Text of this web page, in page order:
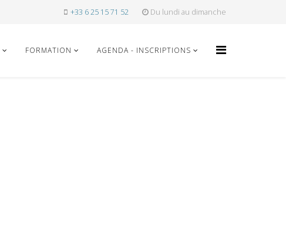
+33 6 25 15 71 52 Du lundi au dimanche
FORMATION AGENDA - INSCRIPTIONS